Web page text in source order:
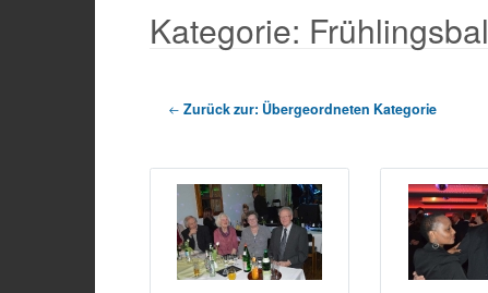
Kategorie:
Zurück zur: Übergeordneten Kategorie